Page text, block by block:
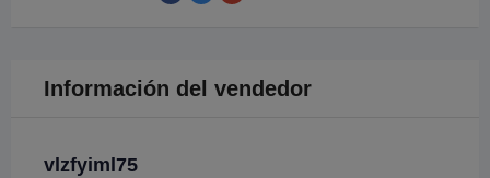
Información del vendedor
vlzfyiml75